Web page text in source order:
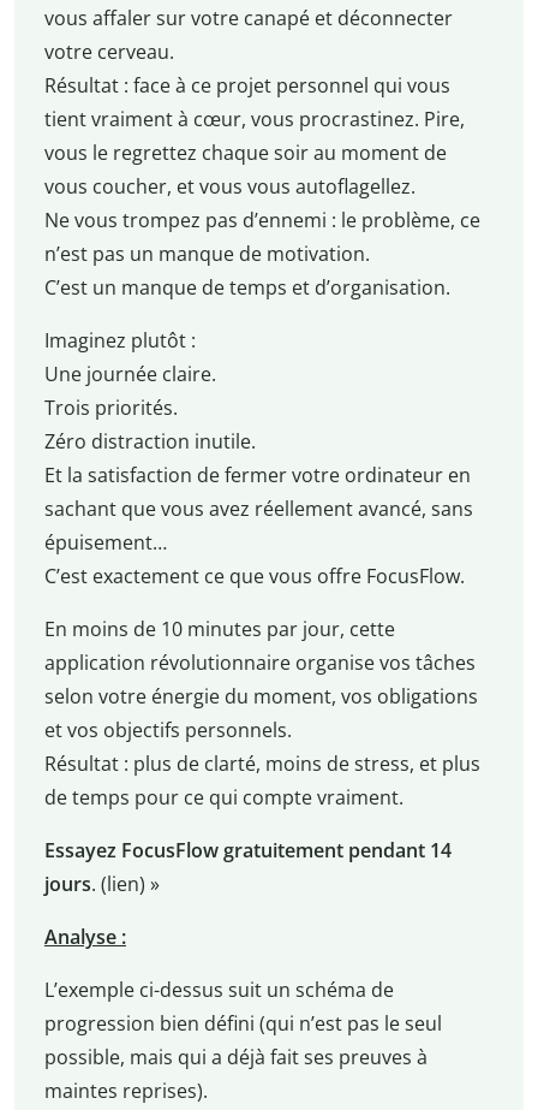
vous affaler sur votre canapé et déconnecter
votre cerveau.
Résultat : face à ce projet personnel qui vous
tient vraiment à cœur, vous procrastinez. Pire,
vous le regrettez chaque soir au moment de
vous coucher, et vous vous autoflagellez.
Ne vous trompez pas d’ennemi : le problème, ce
n’est pas un manque de motivation.
C’est un manque de temps et d’organisation.
Imaginez plutôt :
Une journée claire.
Trois priorités.
Zéro distraction inutile.
Et la satisfaction de fermer votre ordinateur en
sachant que vous avez réellement avancé, sans
épuisement…
C’est exactement ce que vous offre FocusFlow.
En moins de 10 minutes par jour, cette
application révolutionnaire organise vos tâches
selon votre énergie du moment, vos obligations
et vos objectifs personnels.
Résultat : plus de clarté, moins de stress, et plus
de temps pour ce qui compte vraiment.
Essayez FocusFlow gratuitement pendant 14
jours. (lien) »
Analyse :
L’exemple ci-dessus suit un schéma de
progression bien défini (qui n’est pas le seul
possible, mais qui a déjà fait ses preuves à
maintes reprises).